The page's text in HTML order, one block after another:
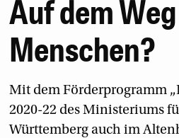
Auf dem
Menschen?
Mit dem Förderprogramm
2020-22 des Ministeriums
Württemberg auch im